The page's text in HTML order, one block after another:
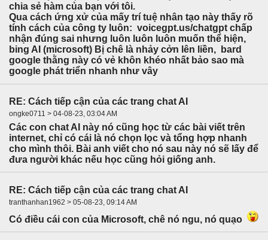
chia sẻ hàm của bạn với tôi.
Qua cách ứng xử của mấy trí tuệ nhân tạo này thấy rõ
tính cách của công ty luôn: voicegpt.us/chatgpt chấp
nhận đúng sai nhưng luôn luôn luôn muốn thể hiện,
bing AI (microsoft) Bị chê là nhảy cởn lên liền, bard
google thằng này có vẻ khôn khéo nhất bảo sao mà
google phát triển nhanh như vây
RE: Cách tiếp cận của các trang chat AI
ongke0711 > 04-08-23, 03:04 AM
Các con chat AI này nó cũng học từ các bài viết trên
internet, chỉ có cái là nó chọn lọc và tổng hợp nhanh
cho mình thôi. Bài anh viết cho nó sau này nó sẽ lấy để
đưa người khác nếu học cũng hỏi giống anh.
RE: Cách tiếp cận của các trang chat AI
tranthanhan1962 > 05-08-23, 09:14 AM
Có điều cái con của Microsoft, chê nó ngu, nó quạo